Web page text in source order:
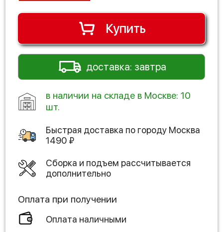
Купить
доставка: завтра
в наличии на складе в Москве: 10
шт.
Быстрая доставка по городу Москва
1490 ₽
Сборка и подъем рассчитывается
дополнительно
Оплата при получении
Оплата наличными